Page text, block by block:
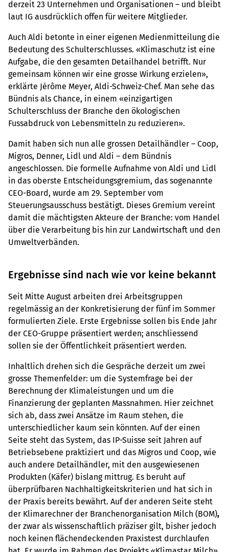
derzeit 23 Unternehmen und Organisationen – und bleibt
laut IG ausdrücklich offen für weitere Mitglieder.
Auch Aldi betonte in einer eigenen Medienmitteilung die
Bedeutung des Schulterschlusses. «Klimaschutz ist eine
Aufgabe, die den gesamten Detailhandel betrifft. Nur
gemeinsam können wir eine grosse Wirkung erzielen»,
erklärte Jérôme Meyer, Aldi-Schweiz-Chef. Man sehe das
Bündnis als Chance, in einem «einzigartigen
Schulterschluss der Branche den ökologischen
Fussabdruck von Lebensmitteln zu reduzieren».
Damit haben sich nun alle grossen Detailhändler – Coop,
Migros, Denner, Lidl und Aldi – dem Bündnis
angeschlossen. Die formelle Aufnahme von Aldi und Lidl
in das oberste Entscheidungsgremium, das sogenannte
CEO-Board, wurde am 29. September vom
Steuerungsausschuss bestätigt. Dieses Gremium vereint
damit die mächtigsten Akteure der Branche: vom Handel
über die Verarbeitung bis hin zur Landwirtschaft und den
Umweltverbänden.
Ergebnisse sind nach wie vor keine bekannt
Seit Mitte August arbeiten drei Arbeitsgruppen
regelmässig an der Konkretisierung der fünf im Sommer
formulierten Ziele. Erste Ergebnisse sollen bis Ende Jahr
der CEO-Gruppe präsentiert werden; anschliessend
sollen sie der Öffentlichkeit präsentiert werden.
Inhaltlich drehen sich die Gespräche derzeit um zwei
grosse Themenfelder: um die Systemfrage bei der
Berechnung der Klimaleistungen und um die
Finanzierung der geplanten Massnahmen. Hier zeichnet
sich ab, dass zwei Ansätze im Raum stehen, die
unterschiedlicher kaum sein könnten. Auf der einen
Seite steht das System, das IP-Suisse seit Jahren auf
Betriebsebene praktiziert und das Migros und Coop, wie
auch andere Detailhändler, mit den ausgewiesenen
Produkten (Käfer) bislang mittrug. Es beruht auf
überprüfbaren Nachhaltigkeitskriterien und hat sich in
der Praxis bereits bewährt. Auf der anderen Seite steht
der Klimarechner der Branchenorganisation Milch (BOM),
der zwar als wissenschaftlich präziser gilt, bisher jedoch
noch keinen flächendeckenden Praxistest durchlaufen